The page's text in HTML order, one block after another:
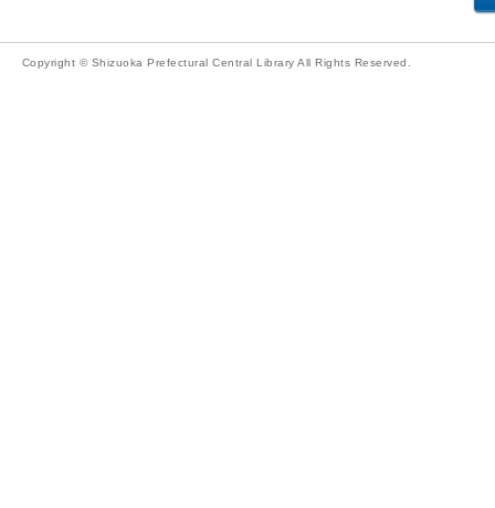
Copyright © Shizuoka Prefectural Central Library All Rights Reserved.